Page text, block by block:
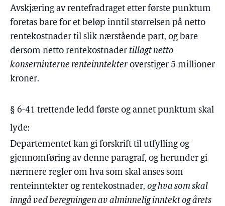
Avskjæring av rentefradraget etter første punktum
foretas bare for et beløp inntil størrelsen på netto
rentekostnader til slik nærstående part, og bare
dersom netto rentekostnader tillagt netto
konserninterne renteinntekter overstiger 5 millioner
kroner.
§ 6-41 trettende ledd første og annet punktum skal
lyde:
Departementet kan gi forskrift til utfylling og
gjennomføring av denne paragraf, og herunder gi
nærmere regler om hva som skal anses som
renteinntekter og rentekostnader, og hva som skal
inngå ved beregningen av alminnelig inntekt og årets